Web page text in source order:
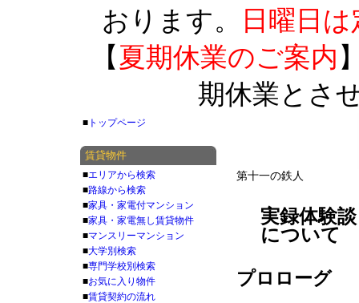
おります。
日曜日
【 夏期休業のご案内
期休業とさ
第十一の鉄人
実録体験
について
プロローグ
■ トップページ
賃貸物件
■エリアから検索
■路線から検索
■家具・家電付マンション
■家具・家電無し賃貸物件
■マンスリーマンション
■大学別検索
■専門学校別検索
■お気に入り物件
■賃貸契約の流れ